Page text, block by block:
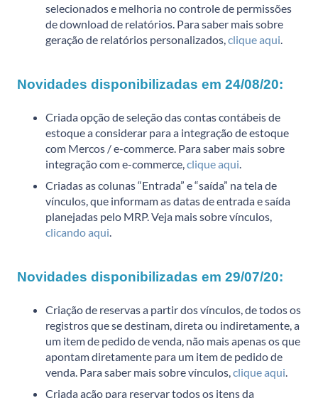
selecionados e melhoria no controle de permissões
de download de relatórios. Para saber mais sobre
geração de relatórios personalizados, clique aqui
Novidades disponibilizadas em 24/08/20:
Criada opção de seleção das contas contábeis de
estoque a considerar para a integração de estoque
com Mercos / e-commerce. Para saber mais sobre
integração com e-commerce, clique aqui
Criadas as colunas “Entrada” e “saída” na tela de
vínculos, que informam as datas de entrada e saída
planejadas pelo MRP. Veja mais sobre vínculos,
clicando aqui
Novidades disponibilizadas em 29/07/20:
Criação de reservas a partir dos vínculos, de todos os
registros que se destinam, direta ou indiretamente, a
um item de pedido de venda, não mais apenas os que
apontam diretamente para um item de pedido de
venda. Para saber mais sobre vínculos, clique aqui
Criada ação para reservar todos os itens da